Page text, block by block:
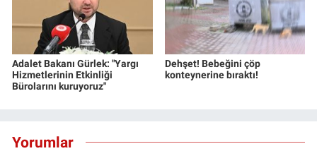
Adalet Bakanı Gürlek: "Yargı
Hizmetlerinin Etkinliği
Bürolarını kuruyoruz"
Dehşet! Bebeğini çöp
konteynerine bıraktı!
Yorumlar